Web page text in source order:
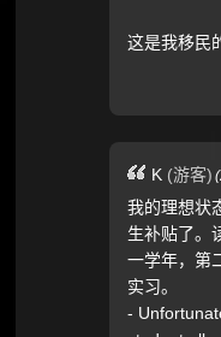
这是我移民
K (游客) (
我的理想状
生补贴了。
一学年，第
实习。
-